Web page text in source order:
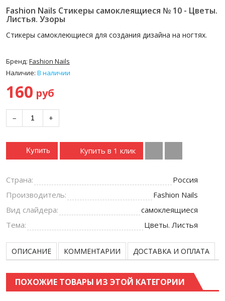
Fashion Nails Стикеры самоклеящиеся № 10 - Цветы.
Листья. Узоры
Стикеры самоклеющиеся для создания дизайна на ногтях.
Бренд: Fashion Nails
Наличие: В наличии
160 руб
− +
Купить Купить в 1 клик
Страна:
Россия
Производитель:
Fashion Nails
Вид слайдера:
самоклеящиеся
Тема:
Цветы. Листья
ОПИСАНИЕ КОММЕНТАРИИ ДОСТАВКА И ОПЛАТА
ПОХОЖИЕ ТОВАРЫ ИЗ ЭТОЙ КАТЕГОРИИ